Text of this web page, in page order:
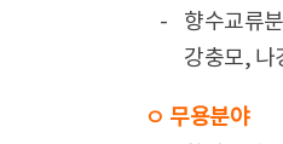
-
향수교류
강충모, 나
ㅇ 무용분야